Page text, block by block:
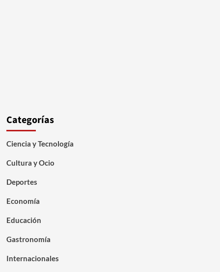
Categorías
Ciencia y Tecnología
Cultura y Ocio
Deportes
Economía
Educación
Gastronomía
Internacionales